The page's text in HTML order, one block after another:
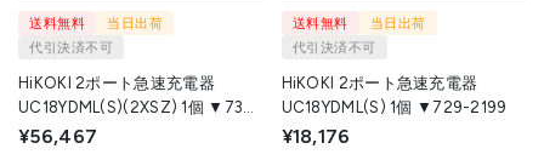
送料無料
当日出荷
代引決済不可
HiKOKI 2ポート急速充電器
UC18YDML(S)(2XSZ) 1個 ▼735-
7189
¥56,467
送料無料
当日出荷
代引決済不可
HiKOKI 2ポート急速充電器
UC18YDML(S) 1個 ▼729-2199
¥18,176